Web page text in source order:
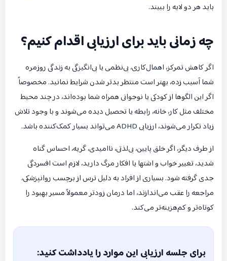
باید هر دو لایه را ببیند.
چه زمانی باید برای ارزیابی اقدام کنیم؟
اگر کاهش تمرکز، اهمال‌کاری، بی‌نظمی یا بی‌انگیزگی به زندگی روزمره
شما آسیب زده، بهتر است منتظر بدتر شدن شرایط نمانید. مخصوصاً
اگر این الگوها از کودکی یا نوجوانی همراه شما بوده‌اند، در چند محیط
مختلف مثل کار، خانه، رابطه یا تحصیل دیده می‌شوند و با وجود تلاش
زیاد تکرار می‌شوند، ارزیابی ADHD می‌تواند بسیار کمک‌کننده باشد.
از طرف دیگر، اگر خلق پایین، بی‌لذتی، ناامیدی، گریه، احساس گناه
شدید، تغییر خواب و اشتها یا افکار مرگ دارید، لازم است افسردگی
جدی گرفته شود. بسیاری از افراد به دلیل ترس از برچسب روانپزشکی،
مراجعه را عقب می‌اندازند، اما درمان زودتر معمولاً مسیر بهبود را
کوتاه‌تر و کم‌هزینه‌تر می‌کند.
برای جلسه ارزیابی این موارد را یادداشت کنید: